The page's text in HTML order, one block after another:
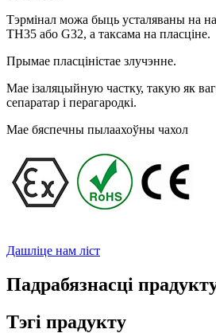
Тэрмінал можа быць усталяваны на
TH35 або G32, а таксама на пласціне.
Прымае пласціністае злучэнне.
Мае ізаляцыйную частку, такую ​​як
сепаратар і перагародкі.
Мае бяспечны пылаахоўны чахол
Дашліце нам ліст
Падрабязнасці
Тэгі прадукту